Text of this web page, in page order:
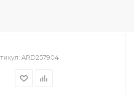
ARD257904